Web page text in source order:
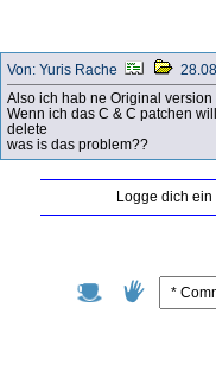
Von: Yuris Rache
Also ich hab ne Original version
Wenn ich das C & C patchen
delete
was is das problem??
Logge dich ein